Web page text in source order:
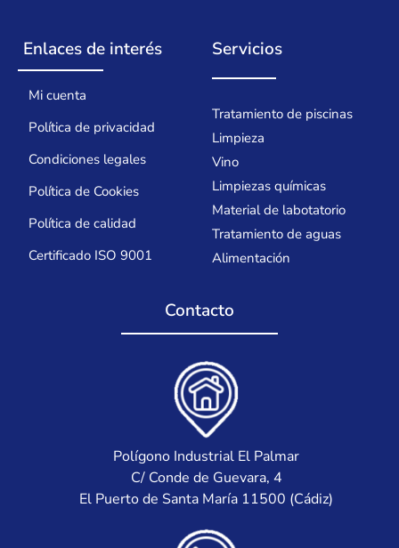
Enlaces de interés
Mi cuenta
Política de privacidad
Condiciones legales
Política de Cookies
Política de calidad
Certificado ISO 9001
Servicios
Tratamiento de piscinas
Limpieza
Vino
Limpiezas químicas
Material de labotatorio
Tratamiento de aguas
Alimentación
Contacto
Polígono Industrial El Palmar
C/ Conde de Guevara, 4
El Puerto de Santa María 11500 (Cádiz)